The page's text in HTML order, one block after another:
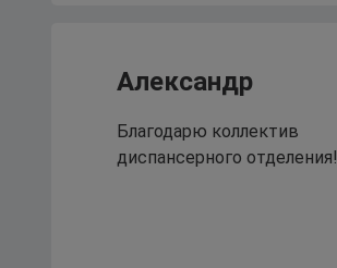
Александр
Благодарю коллектив
диспансерного отделения!